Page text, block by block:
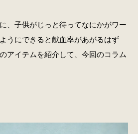
、子供がじっと待ってなにかがワー
うにできると献血率があがるはず
アイテムを紹介して、今回のコラム